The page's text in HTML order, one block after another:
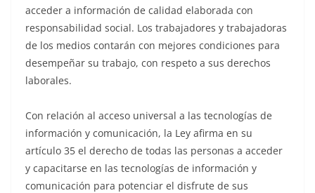
acceder a información de calidad elaborada con
responsabilidad social. Los trabajadores y trabajadoras
de los medios contarán con mejores condiciones para
desempeñar su trabajo, con respeto a sus derechos
laborales.
Con relación al acceso universal a las tecnologías de
información y comunicación, la Ley afirma en su
artículo 35 el derecho de todas las personas a acceder
y capacitarse en las tecnologías de información y
comunicación para potenciar el disfrute de sus